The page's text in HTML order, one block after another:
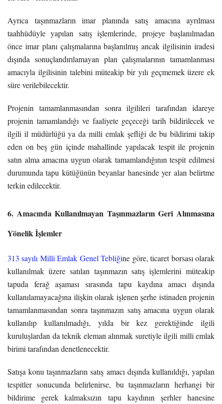
Ayrıca taşınmazların imar planında satış amacına ayrılması
taahhüdüyle yapılan satış işlemlerinde, projeye başlanılmadan
önce imar planı çalışmalarına başlanılmış ancak ilgilisinin iradesi
dışında sonuçlandırılamayan plan çalışmalarının tamamlanması
amacıyla ilgilisinin talebini müteakip bir yılı geçmemek üzere ek
süre verilebilecektir.
Projenin tamamlanmasından sonra ilgilileri tarafından idareye
projenin tamamlandığı ve faaliyete geçeceği tarih bildirilecek ve
ilgili il müdürlüğü ya da milli emlak şefliği de bu bildirimi takip
eden on beş gün içinde mahallinde yapılacak tespit ile projenin
satın alma amacına uygun olarak tamamlandığının tespit edilmesi
durumunda tapu kütüğünün beyanlar hanesinde yer alan belirtme
terkin edilecektir.
6. Amacında Kullanılmayan Taşınmazların Geri Alınmasına
Yönelik İşlemler
313 sayılı Milli Emlak Genel Tebliğine göre, ticaret borsası olarak
kullanılmak üzere satılan taşınmazın satış işlemlerini müteakip
tapuda ferağ aşaması sırasında tapu kaydına amacı dışında
kullanılamayacağına ilişkin olarak işlenen şerhe istinaden projenin
tamamlanmasından sonra taşınmazın satış amacına uygun olarak
kullanılıp kullanılmadığı, yılda bir kez gerektiğinde ilgili
kuruluşlardan da teknik eleman alınmak suretiyle ilgili milli emlak
birimi tarafından denetlenecektir.
Satışa konu taşınmazların satış amacı dışında kullanıldığı, yapılan
tespitler sonucunda belirlenirse, bu taşınmazların herhangi bir
bildirime gerek kalmaksızın tapu kaydının şerhler hanesine